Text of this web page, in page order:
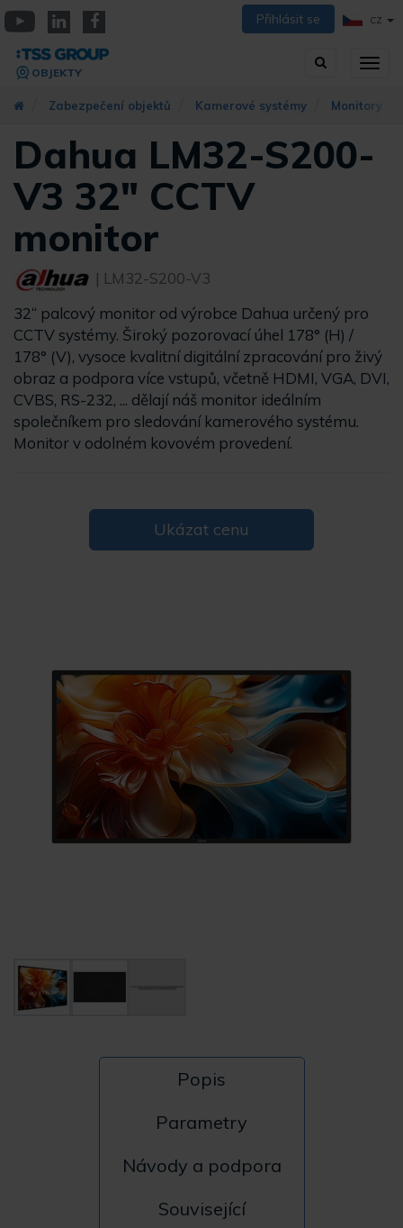
Přejít
k
hlavnímu
obsahu
Přihlásit se CZ
Vyhledávání
OBJEKTY
Zabezpečení objektů Kamerové systémy Monitory
Dahua LM32-S200-
V3 32" CCTV
monitor
| LM32-S200-V3
32“ palcový monitor od výrobce Dahua určený pro
CCTV systémy. Široký pozorovací úhel 178° (H) /
178° (V), vysoce kvalitní digitální zpracování pro živý
obraz a podpora více vstupů, včetně HDMI, VGA, DVI,
CVBS, RS-232, ... dělají náš monitor ideálním
společníkem pro sledování kamerového systému.
Monitor v odolném kovovém provedení.
Ukázat cenu
Popis
Parametry
Návody a podpora
Související